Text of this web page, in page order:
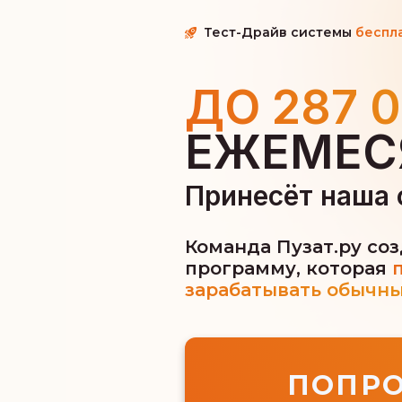
ДО 287
Принесёт наша
Команда Пузат.ру
программу, которая
зарабатывать
Тест-Драйв системы